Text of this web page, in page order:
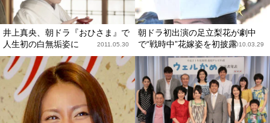
井上真央、朝ドラ『おひさま』で
人生初の白無垢姿に
2011.05.30
朝ドラ初出演の足立梨花が劇中
で“戦時中”花嫁姿を初披露2010.03.29